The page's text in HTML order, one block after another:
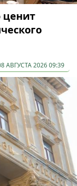
ценит
АВГУСТА 2026 09:39